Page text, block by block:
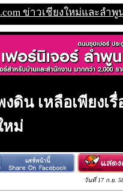
ข่าวเชียงใหม่และลำพู
ดิน เหลือเพียงเรื่
หม่
วันที่ 17 ก.ย.